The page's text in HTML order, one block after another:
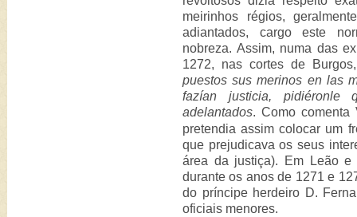
meirinhos régios,
adiantados, cargo este
nobreza. Assim, numa das
1272, nas cortes de
puestos sus merinos en las
fazían justicia,
adelantados. Como comenta
pretendia assim colocar um
que prejudicava os seus
área da justiça). Em Leão e
durante os anos de 1271 e
do príncipe herdeiro D.
oficiais menores.